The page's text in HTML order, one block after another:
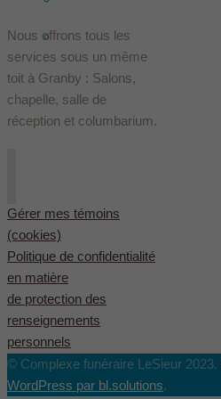
English( Anglais
Nous offrons tous les
services sous un même
toit à Granby : Salons,
chapelle, salle de
réception et columbarium.
Gérer mes témoins
(cookies)
Politique de confidentialité
en matière
de protection des
renseignements
personnels
© Complexe funéraire LeSieur 2023.
WordPress par bl.solutions.